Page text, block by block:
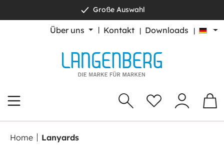
Große Auswahl
Über uns Kontakt Downloads
Home Lanyards